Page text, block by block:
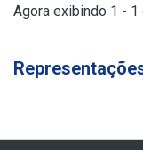
Agora exibindo 1 - 1